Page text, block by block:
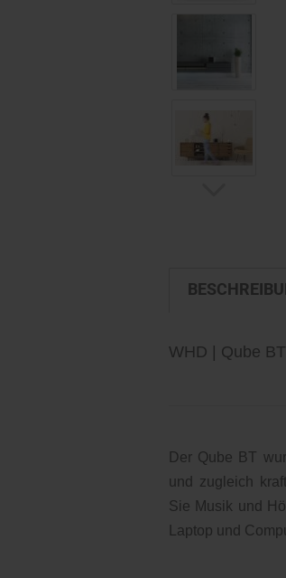
WHD | Qube
Der Qube BT
und zugleich
Sie Musik und
Laptop und